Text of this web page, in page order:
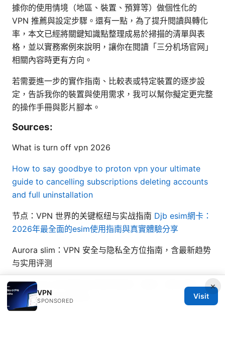
據你的使用情境（地區、裝置、預算等）做個性化的
VPN 推薦與設定步驟。還有一點，為了提升閱讀與轉化
率，本文已經將關鍵知識點整理成易於掃描的清單與表
格，並以實務案例來說明，讓你在閱讀「三分机场官网」
相關內容時更有方向。
若需要進一步的實作指南、比較表或特定裝置的逐步設
定，告訴我你的裝置與使用需求，我可以幫你擬定更完整
的操作手冊與影片腳本。
Sources:
What is turn off vpn 2026
How to say goodbye to proton vpn your ultimate
guide to cancelling subscriptions deleting accounts
and full uninstallation
节点：VPN 世界的关键枢纽与实战指南 Djb esim網卡：
2026年最全面的esim使用指南與真實體驗分享
Aurora slim：VPN 安全与隐私全方位指南，含最新趋势
与实用评测
Nord VPN 在中国及全球使用指南：速度、隐私保护、
流媒体解锁与价格对比
×
VPN
SPONSORED
Visit